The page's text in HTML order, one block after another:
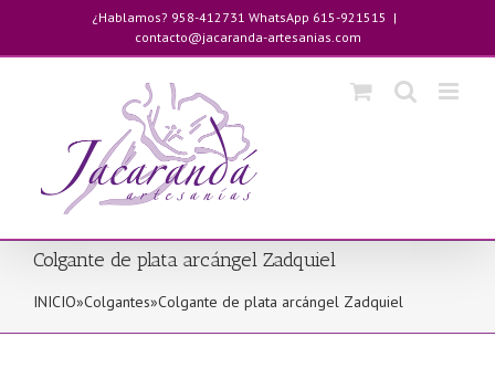
contenido
¿Hablamos? 958-412731 WhatsApp 615-921515 |
contacto@jacaranda-artesanias.com
Colgante de plata arcángel Zadquiel
INICIO»Colgantes»Colgante de plata arcángel Zadquiel